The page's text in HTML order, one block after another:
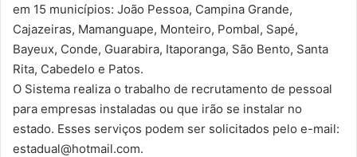
em 15 municípios: João Pessoa, Campina Grande,
Cajazeiras, Mamanguape, Monteiro, Pombal, Sapé,
Bayeux, Conde, Guarabira, Itaporanga, São Bento, Santa
Rita, Cabedelo e Patos.
O Sistema realiza o trabalho de recrutamento de pessoal
para empresas instaladas ou que irão se instalar no
estado. Esses serviços podem ser solicitados pelo e-mail:
estadual@hotmail.com.